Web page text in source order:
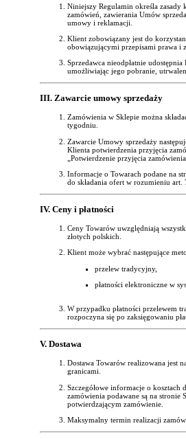
Niniejszy Regulamin określa zasady
zamówień, zawierania Umów
umowy i reklamacji.
Klient zobowiązany jest do
obowiązującymi przepisami prawa i
Sprzedawca nieodpłatnie
umożliwiając jego pobranie,
III. Zawarcie umowy sprzedaży
Zamówienia w Sklepie można
tygodniu.
Zawarcie Umowy sprzedaży
Klienta potwierdzenia przyjęcia
„Potwierdzenie przyjęcia
Informacje o Towarach podane na
do składania ofert w rozumieniu art.
IV. Ceny i płatności
Ceny Towarów uwzględniają
złotych polskich.
Klient może wybrać następujące
przelew tradycyjny,
płatności elektroniczne w
W przypadku płatności przelewem
rozpoczyna się po zaksięgowaniu
V. Dostawa
Dostawa Towarów realizowana jest
granicami.
Szczegółowe informacje o kosztach
zamówienia podawane są na stronie
potwierdzającym zamówienie.
Maksymalny termin realizacji